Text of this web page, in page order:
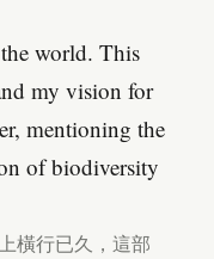
world. This
my vision for
mentioning the
of biodiversity
橫行已久，這部